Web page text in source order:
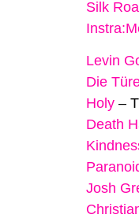
Silk
Levin
Die
Holy –
Death
Josh